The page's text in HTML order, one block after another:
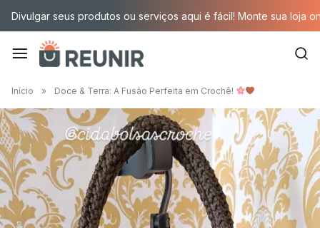
conteúdo
Divulgar seus produtos ou serviços aqui é fácil! Monte sua loja
a
tecnologia
oportunizando
trabalho
Início » Doce & Terra: A Fusão Perfeita em Crochê!